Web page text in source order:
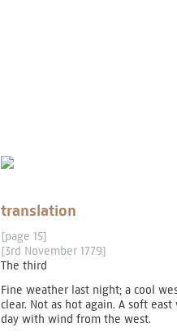
translation
[page 15]
[3rd November 1779]
The third
Fine weather last night; a cool
clear. Not as hot again. A soft
day with wind from the west.